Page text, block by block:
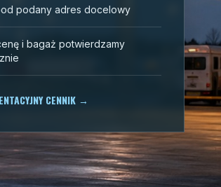
podany adres docelowy
i bagaż potwierdzamy
CENNIK →